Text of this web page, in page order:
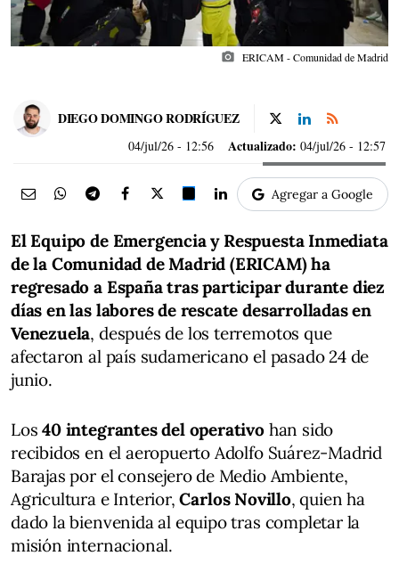
photo_camera ERICAM - Comunidad de Madrid
DIEGO DOMINGO RODRÍGUEZ
04/jul/26 - 12:56 Actualizado: 04/jul/26 - 12:57
Agregar a Google
El Equipo de Emergencia y Respuesta Inmediata
de la Comunidad de Madrid (ERICAM) ha
regresado a España tras participar durante diez
días en las labores de rescate desarrolladas en
Venezuela, después de los terremotos que
afectaron al país sudamericano el pasado 24 de
junio.
Los40 integrantes del operativohan sido
recibidos en el aeropuerto Adolfo Suárez-Madrid
Barajas por el consejero de Medio Ambiente,
Agricultura e Interior,Carlos Novillo, quien ha
dado la bienvenida al equipo tras completar la
misión internacional.